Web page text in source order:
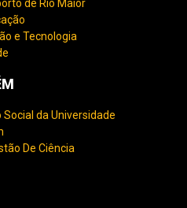
de Rio Maior
e Tecnologia
da Universidade
De Ciência